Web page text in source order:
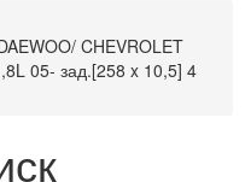
CHEVROLET
05- зад.[258 x 10,5] 4